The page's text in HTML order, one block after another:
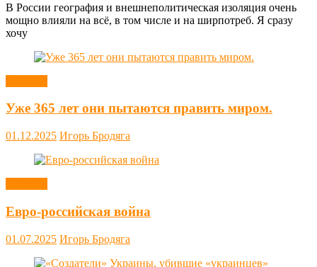
В России география и внешнеполитическая изоляция очень
мощно влияли на всё, в том числе и на ширпотреб. Я сразу
хочу
Уже 365 лет они пытаются править миром.
01.12.2025 Игорь Бродяга
Евро-российская война
01.07.2025 Игорь Бродяга